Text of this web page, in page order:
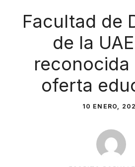
Facultad de
de la
reconocida
oferta
10 ENERO,